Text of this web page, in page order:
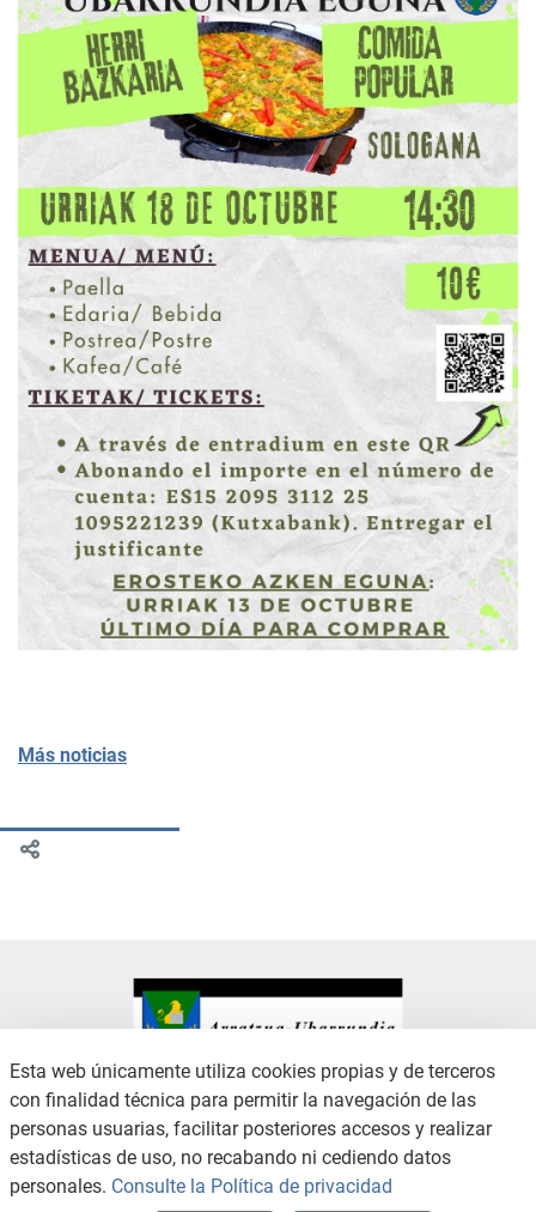
Más noticias
Esta web únicamente utiliza cookies propias y de terceros
con finalidad técnica para permitir la navegación de las
personas usuarias, facilitar posteriores accesos y realizar
estadísticas de uso, no recabando ni cediendo datos
personales. Consulte la Política de privacidad